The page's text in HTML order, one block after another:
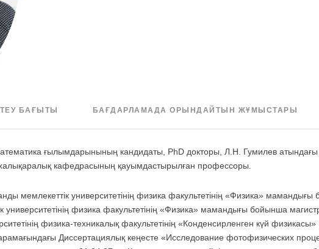
БАҒЫТЫ БАҒДАРЛАМАДА ОРЫНДАЙТЫН ЖҰМЫСТАРЫ
ғылымдарынының кандидаты, PhD докторы, Л.Н. Гумилев атындағы
кафедрасының қауымдастырылған профессоры.
мемлекеттік университетінің физика факультетінің «Физика»
университетінің физика факультетінің «Физика» мамандығы бойынша
физика-техникалық факультетінің «Конденсирленген күй
Диссертациялық кеңесте «Исследование фотофизических